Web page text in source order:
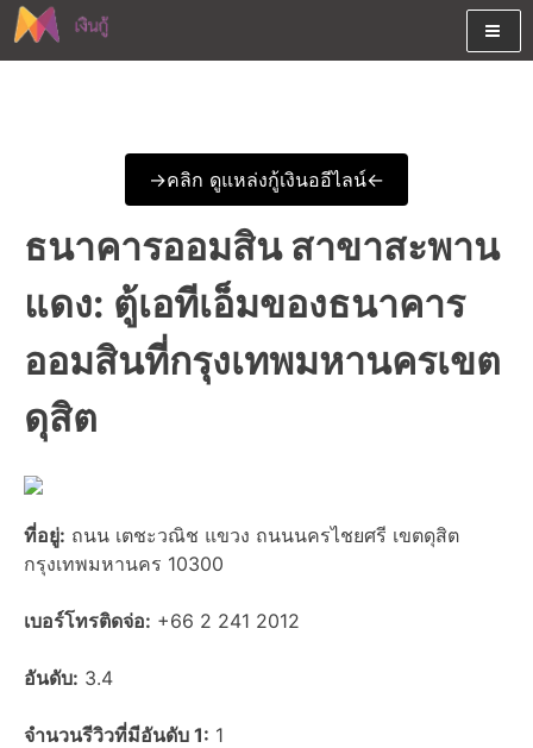
Skip
to
เงินด่วนรับสินเชื่อพร้อมบัตรกด
เงินสด และมีรีไฟแนนซ์ด้วย
->คลิก ดูแหล่งกู้เงินออีไลน์<-
ธนาคารออมสิน สาขาสะพาน
แดง: ตู้เอทีเอ็มของธนาคาร
ออมสินที่กรุงเทพมหานครเขต
ดุสิต
ที่อยู่: ถนน เตชะวณิช แขวง ถนนนครไชยศรี เขตดุสิต
กรุงเทพมหานคร 10300
เบอร์โทรติดจ่อ: +66 2 241 2012
อันดับ: 3.4
จำนวนรีวิวที่มีอันดับ 1: 1